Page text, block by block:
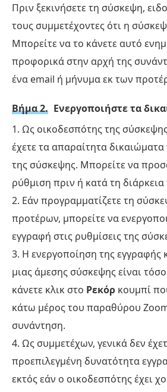
Πριν ξεκινήσετε τη σύσκεψη,
τους συμμετέχοντες ότι η
Μπορείτε να το κάνετε αυτό
προφορικά στην αρχή της
ένα email ή μήνυμα εκ των
Βήμα 2. Ενεργοποιήστε τα
1. Ως οικοδεσπότης της
έχετε τα απαραίτητα
της σύσκεψης. Μπορείτε να
ρύθμιση πριν ή κατά τη
2. Εάν προγραμματίζετε τη
προτέρων, μπορείτε να
εγγραφή στις ρυθμίσεις της
3. Η ενεργοποίηση της εγγραφής
μιας άμεσης σύσκεψης είναι
κάνετε κλικ στο Ρεκόρ κουμπί
κάτω μέρος του παραθύρου Zoom
συνάντηση.
4. Ως συμμετέχων, γενικά δεν
προεπιλεγμένη δυνατότητα
εκτός εάν ο οικοδεσπότης έχει